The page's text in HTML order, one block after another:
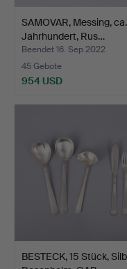
SAMOVAR, Messing,
Jahrhundert, Rus…
Beendet 16. Sep 2022
45 Gebote
954 USD
BESTECK, 15 Stück,